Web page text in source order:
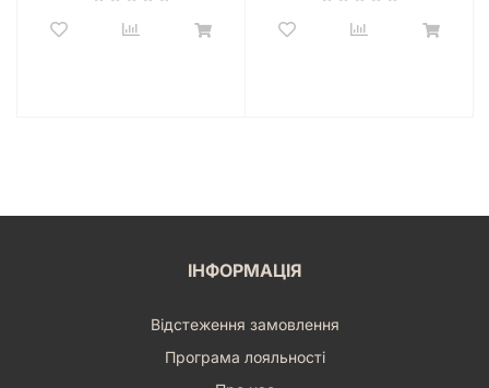
наборами Rory's Story Cubes
гру абсолютно унікальною та нескінченною у своїх
Купити настільну гру Кубики історій Рорі: Дії (Rory's Story
покращення мовлення та чудового проведення часу у колі
рідних та друзів. Завдяки високій якості виконання та
безмежним можливостям для творчості, цей набір кубиків
стане улюбленою грою для всієї родини. Не зволікайте,
ІНФОРМАЦІЯ
Відстеження замовлення
Програма лояльності